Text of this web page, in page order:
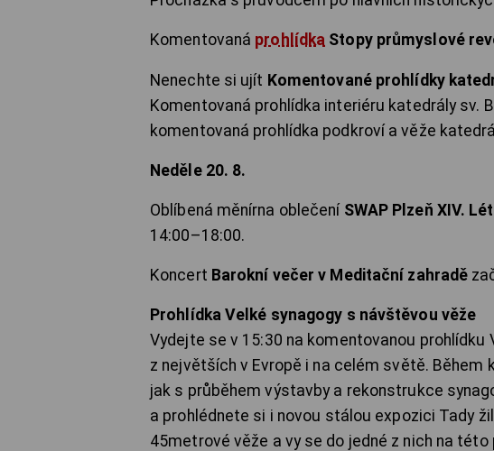
Komentovaná prohlídka Stopy průmyslové
Nenechte si ujít Komentované prohlídky
Komentovaná prohlídka interiéru katedrály sv.
komentovaná prohlídka podkroví a věže
Neděle 20. 8.
Oblíbená měnírna oblečení SWAP Plzeň XIV.
14:00–18:00.
Koncert Barokní večer v Meditační zahradě
Prohlídka Velké synagogy s návštěvou věže
Vydejte se v 15:30 na komentovanou prohlídku
z největších v Evropě i na celém světě.
jak s průběhem výstavby a rekonstrukce
a prohlédnete si i novou stálou expozici Tady
45metrové věže a vy se do jedné z nich na